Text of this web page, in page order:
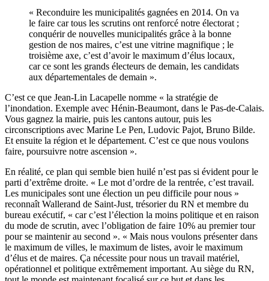
« Reconduire les municipalités gagnées en 2014. On va
le faire car tous les scrutins ont renforcé notre électorat ;
conquérir de nouvelles municipalités grâce à la bonne
gestion de nos maires, c’est une vitrine magnifique ; le
troisième axe, c’est d’avoir le maximum d’élus locaux,
car ce sont les grands électeurs de demain, les candidats
aux départementales de demain ».
C’est ce que Jean-Lin Lacapelle nomme « la stratégie de
l’inondation. Exemple avec Hénin-Beaumont, dans le Pas-de-Calais.
Vous gagnez la mairie, puis les cantons autour, puis les
circonscriptions avec Marine Le Pen, Ludovic Pajot, Bruno Bilde.
Et ensuite la région et le département. C’est ce que nous voulons
faire, poursuivre notre ascension ».
En réalité, ce plan qui semble bien huilé n’est pas si évident pour le
parti d’extrême droite. « Le mot d’ordre de la rentrée, c’est travail.
Les municipales sont une élection un peu difficile pour nous »
reconnaît Wallerand de Saint-Just, trésorier du RN et membre du
bureau exécutif, « car c’est l’élection la moins politique et en raison
du mode de scrutin, avec l’obligation de faire 10% au premier tour
pour se maintenir au second ». « Mais nous voulons présenter dans
le maximum de villes, le maximum de listes, avoir le maximum
d’élus et de maires. Ça nécessite pour nous un travail matériel,
opérationnel et politique extrêmement important. Au siège du RN,